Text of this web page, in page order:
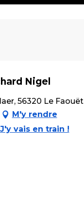
Nigel
56320 Le Faouët
M'y rendre
J'y vais en train !